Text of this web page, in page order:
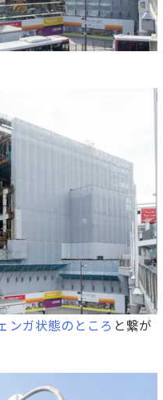
ンガ状態のところ と繋が